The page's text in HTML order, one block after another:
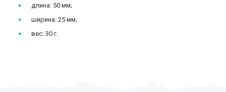
длина: 50 мм;
ширина: 25 мм;
вес: 30 г.